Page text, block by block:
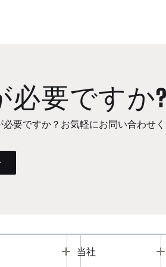
必要ですか?
要ですか？お気軽にお問い合わせく
Toggle
当社